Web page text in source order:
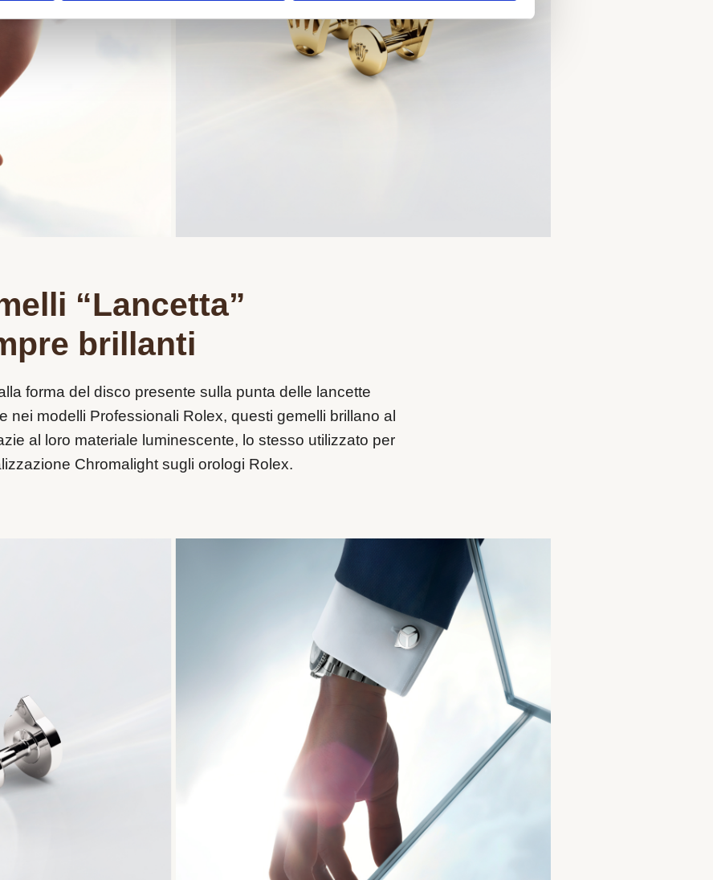
“Lancetta”
brillanti
forma del disco presente sulla punta delle lancette
nei modelli Professionali Rolex, questi gemelli brillano al
al loro materiale luminescente, lo stesso utilizzato per
Chromalight sugli orologi Rolex.